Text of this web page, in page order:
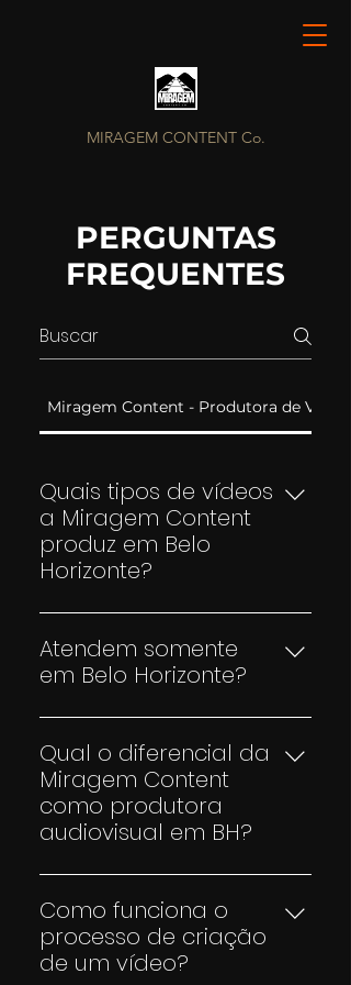
MIRAGEM CONTENT Co.
PERGUNTAS
FREQUENTES
Miragem Content - Produtora de
Quais tipos de vídeos
a Miragem Content
produz em Belo
Horizonte?
Produzimos vídeos
institucionais, publicitários,
conteúdo para redes sociais,
documentários, webséries e
muito mais. Atendemos
empresas de todos os portes
com foco em estratégia,
criatividade e qualidade
Atendem somente
em Belo Horizonte?
Apesar de termos uma base
em Belo Horizonte, também
atendemos outras cidades e
estados. Podemos produzir em
qualquer lugar do Brasil,
Qual o diferencial da
Miragem Content
como produtora
audiovisual em BH?
Nosso diferencial está na
união de criação estratégica,
produção de alta qualidade e
entrega pontual. Trabalhamos
Como funciona o
processo de criação
de um vídeo?